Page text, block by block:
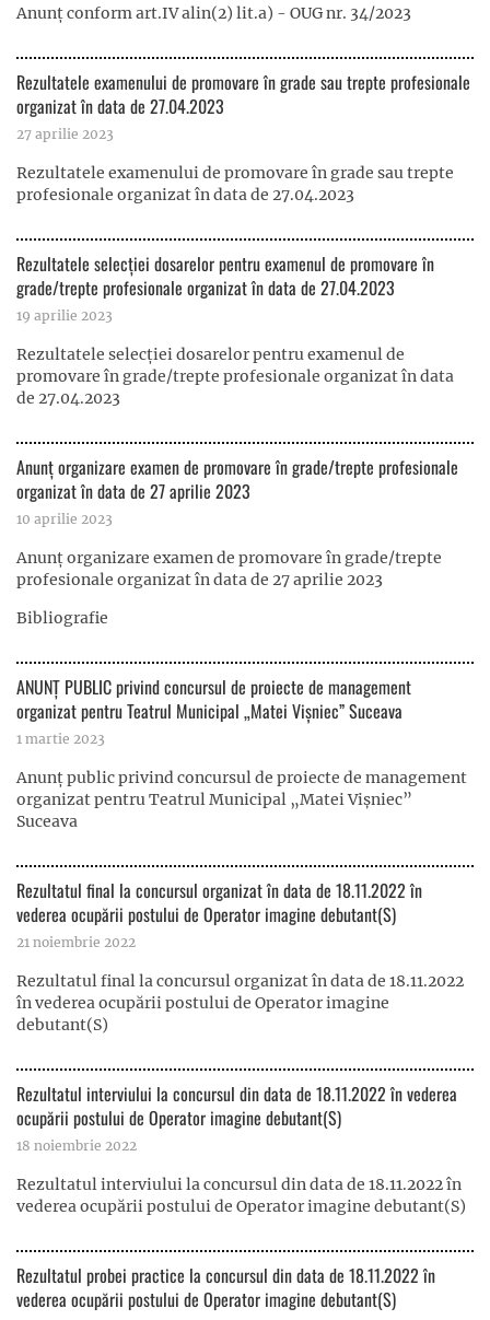
Anunț conform art.IV alin(2) lit.a) - OUG nr. 34/2023
Rezultatele examenului de promovare în grade sau trepte profesionale
organizat în data de 27.04.2023
27 aprilie 2023
Rezultatele examenului de promovare în grade sau trepte
profesionale organizat în data de 27.04.2023
Rezultatele selecției dosarelor pentru examenul de promovare în
grade/trepte profesionale organizat în data de 27.04.2023
19 aprilie 2023
Rezultatele selecției dosarelor pentru examenul de
promovare în grade/trepte profesionale organizat în data
de 27.04.2023
Anunț organizare examen de promovare în grade/trepte profesionale
organizat în data de 27 aprilie 2023
10 aprilie 2023
Anunț organizare examen de promovare în grade/trepte
profesionale organizat în data de 27 aprilie 2023
Bibliografie
ANUNȚ PUBLIC privind concursul de proiecte de management
organizat pentru Teatrul Municipal „Matei Vişniec” Suceava
1 martie 2023
Anunț public privind concursul de proiecte de management
organizat pentru Teatrul Municipal „Matei Vişniec”
Suceava
Rezultatul final la concursul organizat în data de 18.11.2022 în
vederea ocupării postului de Operator imagine debutant(S)
21 noiembrie 2022
Rezultatul final la concursul organizat în data de 18.11.2022
în vederea ocupării postului de Operator imagine
debutant(S)
Rezultatul interviului la concursul din data de 18.11.2022 în vederea
ocupării postului de Operator imagine debutant(S)
18 noiembrie 2022
Rezultatul interviului la concursul din data de 18.11.2022 în
vederea ocupării postului de Operator imagine debutant(S)
Rezultatul probei practice la concursul din data de 18.11.2022 în
vederea ocupării postului de Operator imagine debutant(S)